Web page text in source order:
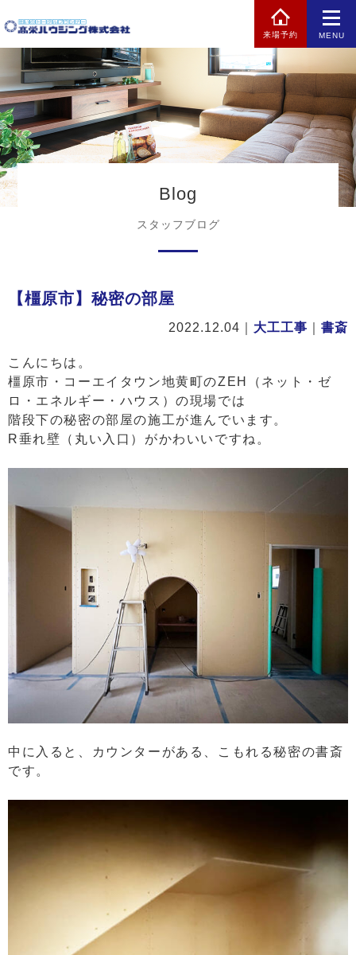
来場予約 MENU
Blog
スタッフブログ
【橿原市】秘密の部屋
2022.12.04 大工工事 書斎
こんにちは。
橿原市・コーエイタウン地黄町のZEH（ネット・ゼ
ロ・エネルギー・ハウス）の現場では
階段下の秘密の部屋の施工が進んでいます。
R垂れ壁（丸い入口）がかわいいですね。
中に入ると、カウンターがある、こもれる秘密の書斎
です。